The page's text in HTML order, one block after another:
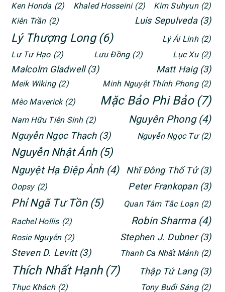
Ken Honda (2) Khaled Hosseini (2) Kim Suhyun (2)
Kiên Trần (2) Luis Sepulveda (3)
Lý Thượng Long (6) Lý Ái Linh (2)
Lư Tư Hạo (2) Lưu Đồng (2) Lục Xu (2)
Malcolm Gladwell (3) Matt Haig (3)
Meik Wiking (2) Minh Nguyệt Thính Phong (2)
Mèo Maverick (2) Mặc Bảo Phi Bảo (7)
Nam Hữu Tiên Sinh (2) Nguyên Phong (4)
Nguyễn Ngọc Thạch (3) Nguyễn Ngọc Tư (2)
Nguyễn Nhật Ánh (5)
Nguyệt Hạ Điệp Ảnh (4) Nhĩ Đông Thố Tử (3)
Oopsy (2) Peter Frankopan (3)
Phỉ Ngã Tư Tồn (5) Quan Tâm Tắc Loạn (2)
Rachel Hollis (2) Robin Sharma (4)
Rosie Nguyễn (2) Stephen J. Dubner (3)
Steven D. Levitt (3) Thanh Ca Nhất Mảnh (2)
Thích Nhất Hạnh (7) Thập Tứ Lang (3)
Thục Khách (2) Tony Buổi Sáng (2)